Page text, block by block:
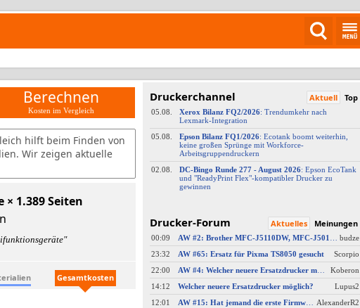
Berechnen
Kosten im Vergleich
hilft beim Finden von
Wir zeigen aktuelle
× 1.389 Seiten
Gesamtkosten
Druckerchannel Aktuell Top
05.08. Xerox Bilanz FQ2/2026: Trendumkehr nach
Lexmark-​Integration
05.08.
Epson Bilanz FQ1/2026: Ecotank boomt weiterhin,
keine großen Sprünge mit Workforce-​
Arbeitsgruppendruckern
02.08.
DC-​Bingo Runde 277 -​ August 2026: Epson EcoTank
und "ReadyPrint Flex"-​kompatibler Drucker zu
gewinnen
Drucker-Forum Aktuelles Meinungen
00:09
budze
23:32
AW #65: Ersatz für Pixma TS8050 gesucht
Scorpio
22:00
AW #4: Welcher neuere Ersatzdrucker möglich?
Koberon
14:12
Welcher neuere Ersatzdrucker möglich?
Lupus2
12:01
AW #15: Hat jemand die erste Firmware für ein Downgrade? AlexanderR2